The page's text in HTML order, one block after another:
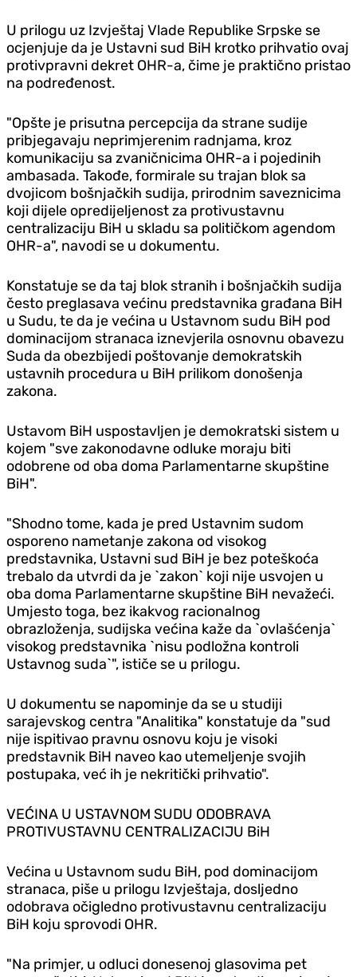
U prilogu uz Izvještaj Vlade Republike Srpske se
ocjenjuje da je Ustavni sud BiH krotko prihvatio ovaj
protivpravni dekret OHR-a, čime je praktično pristao
na podređenost.
"Opšte je prisutna percepcija da strane sudije
pribjegavaju neprimjerenim radnjama, kroz
komunikaciju sa zvaničnicima OHR-a i pojedinih
ambasada. Takođe, formirale su trajan blok sa
dvojicom bošnjačkih sudija, prirodnim saveznicima
koji dijele opredijeljenost za protivustavnu
centralizaciju BiH u skladu sa političkom agendom
OHR-a", navodi se u dokumentu.
Konstatuje se da taj blok stranih i bošnjačkih sudija
često preglasava većinu predstavnika građana BiH
u Sudu, te da je većina u Ustavnom sudu BiH pod
dominacijom stranaca iznevjerila osnovnu obavezu
Suda da obezbijedi poštovanje demokratskih
ustavnih procedura u BiH prilikom donošenja
zakona.
Ustavom BiH uspostavljen je demokratski sistem u
kojem "sve zakonodavne odluke moraju biti
odobrene od oba doma Parlamentarne skupštine
BiH".
"Shodno tome, kada je pred Ustavnim sudom
osporeno nametanje zakona od visokog
predstavnika, Ustavni sud BiH je bez poteškoća
trebalo da utvrdi da je `zakon` koji nije usvojen u
oba doma Parlamentarne skupštine BiH nevažeći.
Umjesto toga, bez ikakvog racionalnog
obrazloženja, sudijska većina kaže da `ovlašćenja`
visokog predstavnika `nisu podložna kontroli
Ustavnog suda`", ističe se u prilogu.
U dokumentu se napominje da se u studiji
sarajevskog centra "Analitika" konstatuje da "sud
nije ispitivao pravnu osnovu koju je visoki
predstavnik BiH naveo kao utemeljenje svojih
postupaka, već ih je nekritički prihvatio".
VEĆINA U USTAVNOM SUDU ODOBRAVA
PROTIVUSTAVNU CENTRALIZACIJU BiH
Većina u Ustavnom sudu BiH, pod dominacijom
stranaca, piše u prilogu Izvještaja, dosljedno
odobrava očigledno protivustavnu centralizaciju
BiH koju sprovodi OHR.
"Na primjer, u odluci donesenoj glasovima pet